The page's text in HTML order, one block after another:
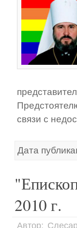
связи с
Дата
2010 г.
Автор: